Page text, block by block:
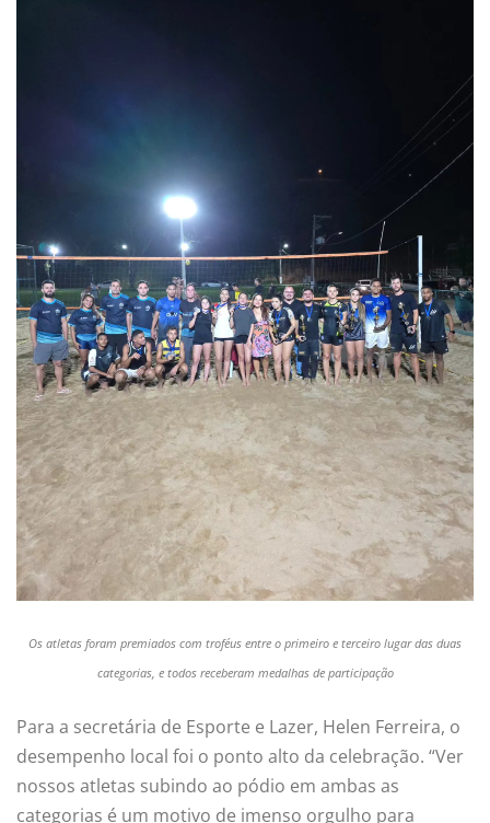
Os atletas foram premiados com troféus entre o primeiro e terceiro lugar das duas
categorias, e todos receberam medalhas de participação
Para a secretária de Esporte e Lazer, Helen Ferreira, o
desempenho local foi o ponto alto da celebração. “Ver
nossos atletas subindo ao pódio em ambas as
categorias é um motivo de imenso orgulho para